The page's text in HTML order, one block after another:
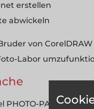
erstellen
abwickeln
von
Labor
PAINT bei